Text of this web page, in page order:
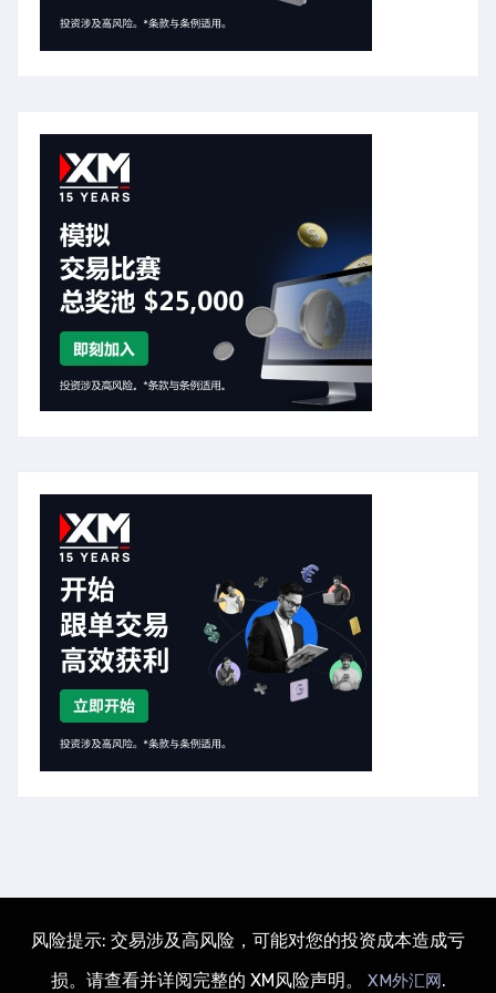
风险提示: 交易涉及高风险，可能对您的投资成本造成亏
损。请查看并详阅完整的 XM风险声明。 XM外汇网.